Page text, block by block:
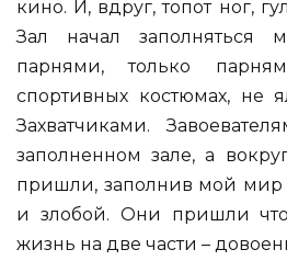
кино. И, вдруг, топот ног,
Зал начал заполняться
парнями, только
спортивных костюмах, не
Захватчиками.
заполненном зале, а
пришли, заполнив мой мир
и злобой. Они пришли
жизнь на две части –